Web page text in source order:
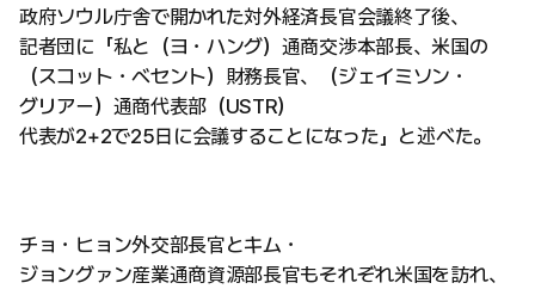
政府ソウル庁舎で開かれた対外経済長官会議終了後、
記者団に「私と（ヨ・ハング）通商交渉本部長、米国の
（スコット・ベセント）財務長官、（ジェイミソン・
グリアー）通商代表部（USTR）
代表が2+2で25日に会議することになった」と述べた。
チョ・ヒョン外交部長官とキム・
ジョングァン産業通商資源部長官もそれぞれ米国を訪れ、